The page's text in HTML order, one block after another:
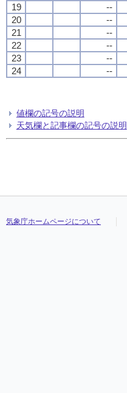
19
--
20
--
21
--
22
--
23
--
24
--
値欄の記号の説明
天気欄と記事欄の記号の説明
気象庁ホームページについて